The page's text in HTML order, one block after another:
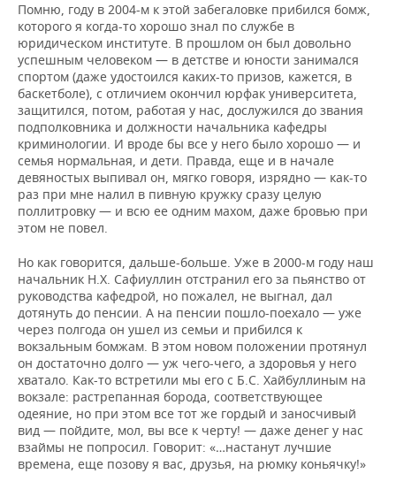
Помню, году в 2004-м к этой забегаловке прибился бомж,
которого я когда-то хорошо знал по службе в
юридическом институте. В прошлом он был довольно
успешным человеком — в детстве и юности занимался
спортом (даже удостоился каких-то призов, кажется, в
баскетболе), с отличием окончил юрфак университета,
защитился, потом, работая у нас, дослужился до звания
подполковника и должности начальника кафедры
криминологии. И вроде бы все у него было хорошо — и
семья нормальная, и дети. Правда, еще и в начале
девяностых выпивал он, мягко говоря, изрядно — как-то
раз при мне налил в пивную кружку сразу целую
поллитровку — и всю ее одним махом, даже бровью при
этом не повел.
Но как говорится, дальше-больше. Уже в 2000-м году наш
начальник Н.Х. Сафиуллин отстранил его за пьянство от
руководства кафедрой, но пожалел, не выгнал, дал
дотянуть до пенсии. А на пенсии пошло-поехало — уже
через полгода он ушел из семьи и прибился к
вокзальным бомжам. В этом новом положении протянул
он достаточно долго — уж чего-чего, а здоровья у него
хватало. Как-то встретили мы его с Б.С. Хайбуллиным на
вокзале: растрепанная борода, соответствующее
одеяние, но при этом все тот же гордый и заносчивый
вид — пойдите, мол, вы все к черту! — даже денег у нас
взаймы не попросил. Говорит: «…настанут лучшие
времена, еще позову я вас, друзья, на рюмку коньячку!»